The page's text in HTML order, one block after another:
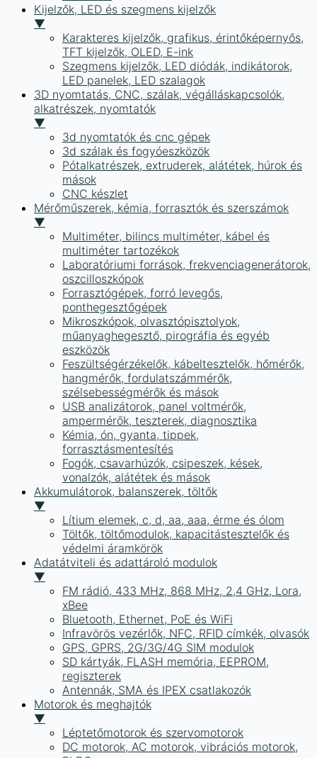
Kijelzők, LED és szegmens kijelzők
▼
Karakteres kijelzők, grafikus, érintőképernyős,
TFT kijelzők, OLED, E-ink
Szegmens kijelzők, LED diódák, indikátorok,
LED panelek, LED szalagok
3D nyomtatás, CNC, szálak, végálláskapcsolók,
alkatrészek, nyomtatók
▼
3d nyomtatók és cnc gépek
3d szálak és fogyóeszközök
Pótalkatrészek, extruderek, alátétek, húrok és
mások
CNC készlet
Mérőműszerek, kémia, forrasztók és szerszámok
▼
Multiméter, bilincs multiméter, kábel és
multiméter tartozékok
Laboratóriumi források, frekvenciagenerátorok,
oszcilloszkópok
Forrasztógépek, forró levegős,
ponthegesztőgépek
Mikroszkópok, olvasztópisztolyok,
műanyaghegesztő, pirográfia és egyéb
eszközök
Feszültségérzékelők, kábeltesztelők, hőmérők,
hangmérők, fordulatszámmérők,
szélsebességmérők és mások
USB analizátorok, panel voltmérők,
ampermérők, teszterek, diagnosztika
Kémia, ón, gyanta, tippek,
forrasztásmentesítés
Fogók, csavarhúzók, csipeszek, kések,
vonalzók, alátétek és mások
Akkumulátorok, balanszerek, töltők
▼
Lítium elemek, c, d, aa, aaa, érme és ólom
Töltők, töltőmodulok, kapacitástesztelők és
védelmi áramkörök
Adatátviteli és adattároló modulok
▼
FM rádió, 433 MHz, 868 MHz, 2,4 GHz, Lora,
xBee
Bluetooth, Ethernet, PoE és WiFi
Infravörös vezérlők, NFC, RFID címkék, olvasók
GPS, GPRS, 2G/3G/4G SIM modulok
SD kártyák, FLASH memória, EEPROM,
regiszterek
Antennák, SMA és IPEX csatlakozók
Motorok és meghajtók
▼
Léptetőmotorok és szervomotorok
DC motorok, AC motorok, vibrációs motorok,